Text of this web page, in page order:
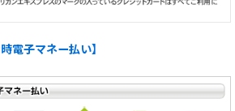
電子マネー払い】